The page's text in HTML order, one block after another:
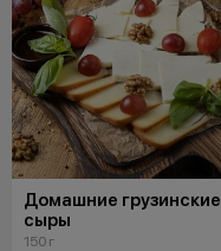
Домашние грузинские
сыры
150 г